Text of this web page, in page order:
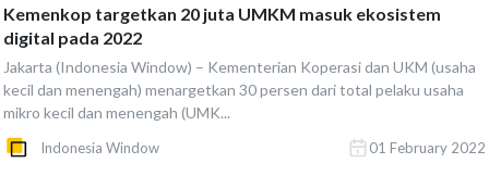
Kemenkop targetkan 20 juta UMKM masuk ekosistem
digital pada 2022
Jakarta (Indonesia Window) – Kementerian Koperasi dan UKM (usaha
kecil dan menengah) menargetkan 30 persen dari total pelaku usaha
mikro kecil dan menengah (UMK...
Indonesia Window 01 February 2022